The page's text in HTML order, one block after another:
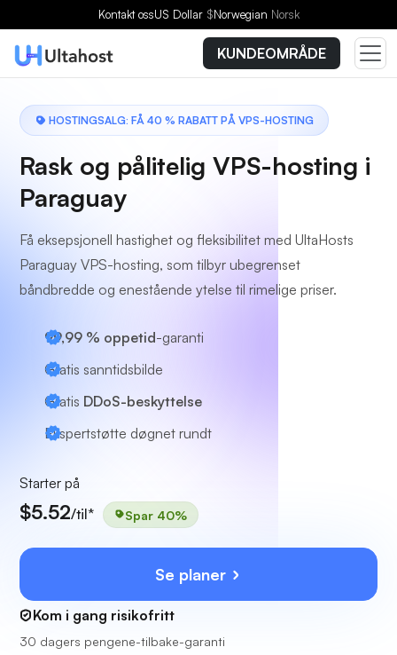
Kontakt ossUS Dollar $Norwegian Norsk
KUNDEOMRÅDE
HOSTINGSALG: FÅ 40 % RABATT PÅ VPS-HOSTING
Rask og pålitelig VPS-hosting i
Paraguay
Få eksepsjonell hastighet og fleksibilitet med UltaHosts
Paraguay VPS-hosting, som tilbyr ubegrenset
båndbredde og enestående ytelse til rimelige priser.
99,99 % oppetid-garanti
Gratis sanntidsbilde
Gratis DDoS-beskyttelse
Ekspertstøtte døgnet rundt
Starter på
$5.52/til* Spar 40%
Se planer
Kom i gang risikofritt
30 dagers pengene-tilbake-garanti